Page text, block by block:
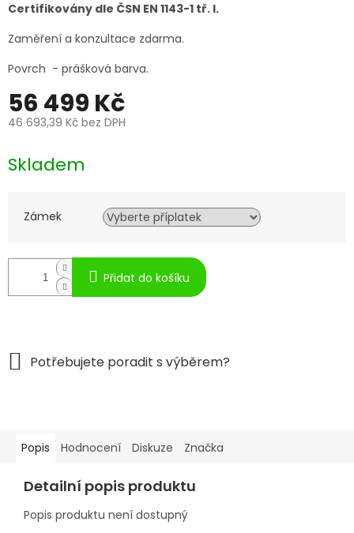
56 499 Kč
46 693,39 Kč bez DPH
cena:
Skladem
Zámek
Přidat do košíku
Certifikovány dle ČSN EN 1143-1 tř. I.
Zaměření a konzultace zdarma.
Povrch - prášková barva.
Popis Hodnocení Diskuze Značka
Detailní popis produktu
Popis produktu není dostupný